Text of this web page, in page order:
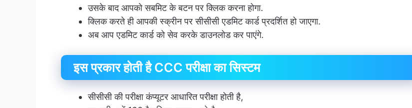
उसके बाद आपको सबमिट के बटन पर क्लिक करना होगा.
क्लिक करते ही आपकी स्क्रीन पर सीसीसी एडमिट कार्ड प्रदर्शित हो जाएगा.
अब आप एडमिट कार्ड को सेव करके डाउनलोड कर पाएंगे.
इस प्रकार होती है CCC परीक्षा का सिस्टम
सीसीसी की परीक्षा कंप्यूटर आधारित परीक्षा होती है,